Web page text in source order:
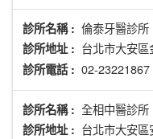
診所名稱 : 倫泰牙醫診所
診所地址 : 台北市大安
診所電話 : 02-23221867
診所名稱 : 全相中醫診所
診所地址 : 台北市大安